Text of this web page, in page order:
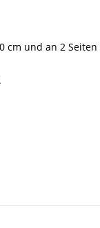
cm und an 2 Seiten